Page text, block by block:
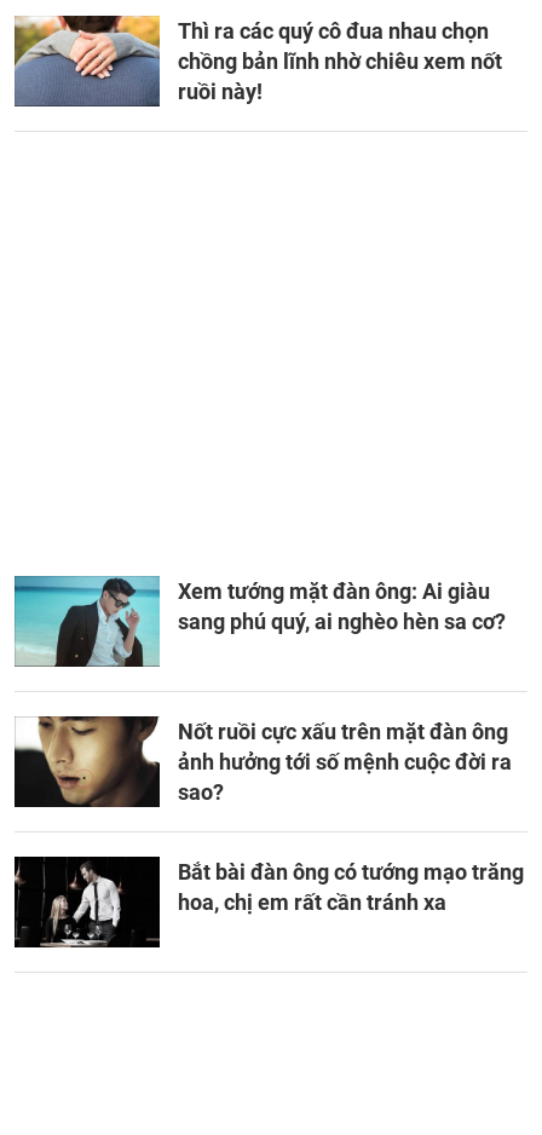
Thì ra các quý cô đua nhau chọn
chồng bản lĩnh nhờ chiêu xem nốt
ruồi này!
Xem tướng mặt đàn ông: Ai giàu
sang phú quý, ai nghèo hèn sa cơ?
Nốt ruồi cực xấu trên mặt đàn ông
ảnh hưởng tới số mệnh cuộc đời ra
sao?
Bắt bài đàn ông có tướng mạo trăng
hoa, chị em rất cần tránh xa